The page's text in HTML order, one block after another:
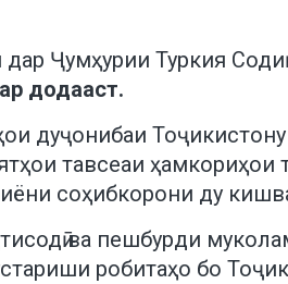
Ҷумҳурии Туркия
додааст.
дуҷонибаи Тоҷикистону
тавсеаи
соҳибкорони ду
ва пешбурди
робитаҳо бо